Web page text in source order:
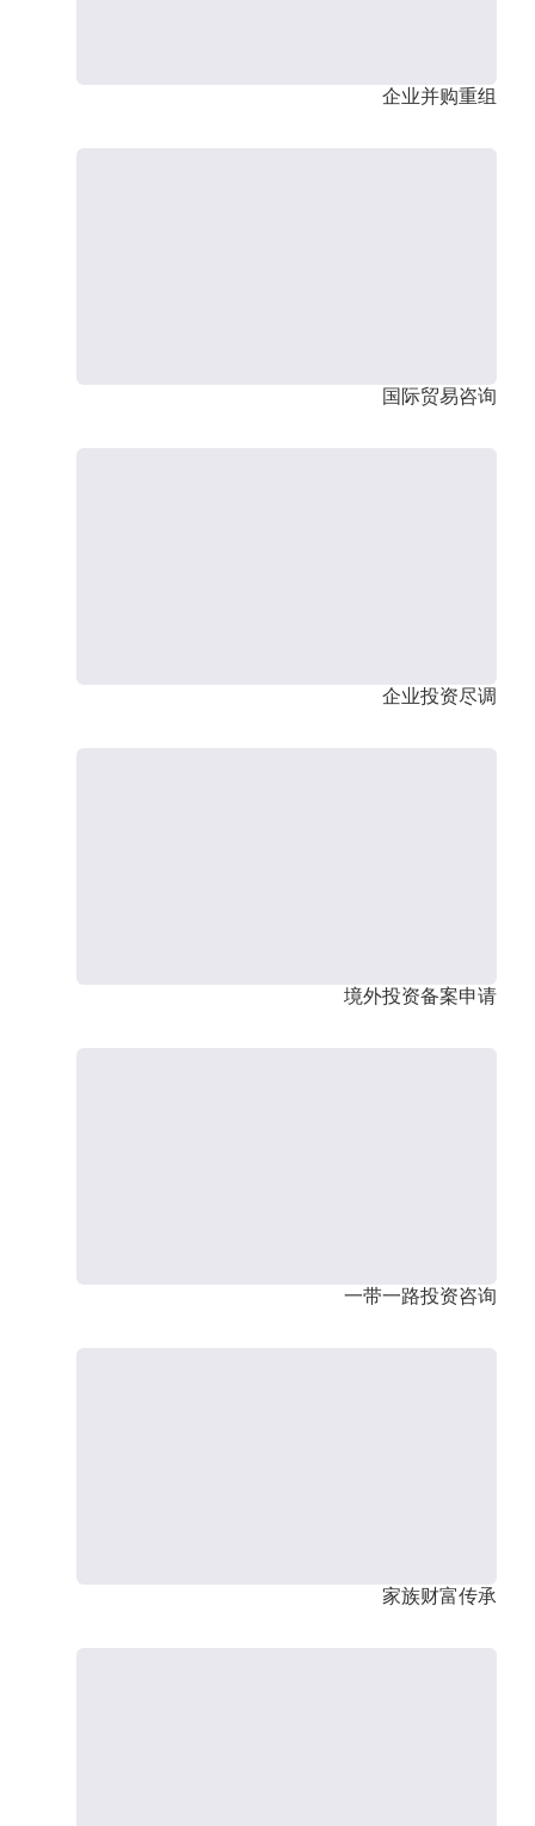
企业并购重组
国际贸易咨询
企业投资尽调
境外投资备案申请
一带一路投资咨询
家族财富传承